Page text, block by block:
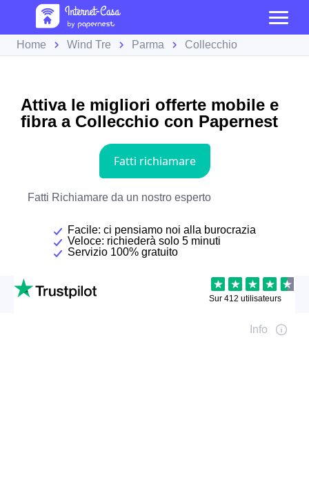
Home Wind Tre Parma Collecchio